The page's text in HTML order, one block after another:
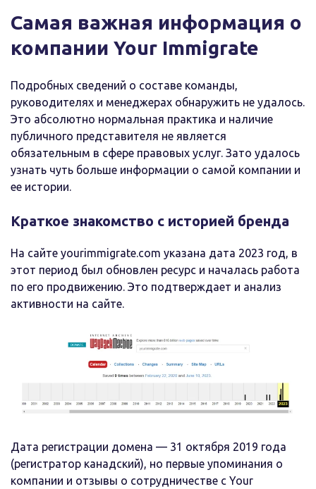
Самая важная информация о
компании Your Immigrate
Подробных сведений о составе команды,
руководителях и менеджерах обнаружить не удалось.
Это абсолютно нормальная практика и наличие
публичного представителя не является
обязательным в сфере правовых услуг. Зато удалось
узнать чуть больше информации о самой компании и
ее истории.
Краткое знакомство с историей бренда
На сайте yourimmigrate.com указана дата 2023 год, в
этот период был обновлен ресурс и началась работа
по его продвижению. Это подтверждает и анализ
активности на сайте.
Дата регистрации домена — 31 октября 2019 года
(регистратор канадский), но первые упоминания о
компании и отзывы о сотрудничестве с Your